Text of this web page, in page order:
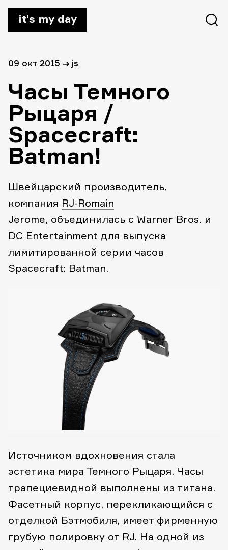
it’s my day
09 окт 2015 → js
Часы Темного
Рыцаря /
Spacecraft:
Batman!
Швейцарский производитель,
компания RJ-Romain
Jerome, объединилась с Warner Bros. и
DC Entertainment для выпуска
лимитированной серии часов
Spacecraft: Batman.
Источником вдохновения стала
эстетика мира Темного Рыцаря. Часы
трапециевидной выполнены из титана.
Фасетный корпус, перекликающийся с
отделкой Бэтмобиля, имеет фирменную
грубую полировку от RJ. На одной из